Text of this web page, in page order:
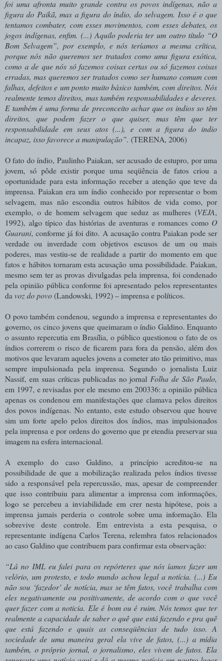
foi uma afronta muito grande contra os povos indígenas, não a
figura do Paikã, mas a figura do índio, do selvagem. Isso é o que
tentamos combater, com esses movimentos, com esses debates, os
jogos indígenas, enfim. (...) Aquilo poderia ter um outro título “O
Bom Selvagem”, por exemplo, e nós teríamos a mesma crítica,
porque nós não queremos ser tratados como uma figura exótica,
como a de que nós só fazemos coisas certas ou só fazemos coisas
erradas, mas queremos ser tratados como ser humano comum com
falhas, defeitos e um ponto muito básico também, com direitos. Nós
realmente temos direitos, mas também responsabilidades e deveres.
E também é uma forma de preconceito achar que os indios so têm
direitos, que podem fazer o que quiser, mas têm que ter
responsabilidade em seus atos (...), e com a figura do indio
incapaz, isso favorece a manipulação”. (TERENA, 2006)
O fato do índio, Paulinho Paiakan, ser acusado de estupro, por uma
jovem, só pôde existir porque uma seqüência de fatos criou a
oportunidade para esta informação receber a atenção que teve da
imprensa. Paiakan era um índio conhecido por representar o bom
selvagem, mas não escondia outros hábitos de vida como, por
exemplo, o de homem selvagem que seduz as mulheres (VEJA,
1992), algo típico das histórias de aventuras e romances como O
Guarani, conforme já foi dito. A acusação contra Paiakan pode ser
verdade ou inverdade com objetivos escusos de um ou mais
poderes, mas vestiu-se de realidade a partir do momento em que
fatos e hábitos tornaram esta acusação uma possibilidade. Paiakan,
mesmo sem ter as provas divulgadas pela imprensa, foi condenado
pela opinião pública conforme foi apresentado pelos representantes
da voz do povo(Landowski, 1992) – imprensa e políticos.
O povo também condenou, segundo a imprensa e representantes do
governo, os cinco jovens que queimaram o índio Galdino. Enquanto
o assunto repercutia em Brasília, o público questionou o fato de os
índios correrem o risco de ficarem para fora da pensão, além dos
motivos que levaram aqueles jovens a cometer ato tão primitivo, mas
sempre impulsionada pela imprensa. Segundo o jornalista Luiz
Nassif, em suas críticas publicadas no jornal Folha de São Paulo,
em 1997, e revisadas por ele mesmo em 200336: a opinião pública
apenas os condenou em manifestações que clamava pelos direitos
dos povos indígenas. No entanto, este estudo observou que houve
sim um forte apelo pelos direitos dos índios, mas impulsionados
pela imprensa e por ordens do governo que pr etendia preservar sua
imagem na esfera internacional.
A exemplo do caso Galdino, a princípio acreditou-se na
possibilidade de que a mobilização realizada pelos índios tivesse
sido a responsável pela repercussão, mas, apesar de compreender
que isso contribuiu para alimentar a imprensa com informações,
logo se percebeu a inviabilidade em crer nesta hipótese, pois a
imprensa jamais perderia o controle sobre uma informação. Ela
sobrevive deste controle. Em entrevista a esta pesquisa, o
representante indígena Carlos Terena, relembra fatos relacionados
ao caso Galdino que contribuem para confirmar esta observação:
“Lá no IML eu falei para os repórteres que nós íamos fazer um
velório, um protesto, e todo mundo achou legal a notícia. (...) Eu
não sou ‘fazedor’ de notícia, mas se têm fatos, você trabalha com
eles negativamente ou positivamente, de acordo com o que você
quer fazer com a noticia. Ele é bom ou é ruim. Nós temos que ter
realmente a capacidade de saber o quê que está fazendo e pra quê
que está fazendo e quais as conseqüências de tudo isso. A
sociedade de uma maneira geral ela vive de fatos, (...) a mídia
também, o próprio jornal, o jornalismo, eles vivem de fatos. Ela